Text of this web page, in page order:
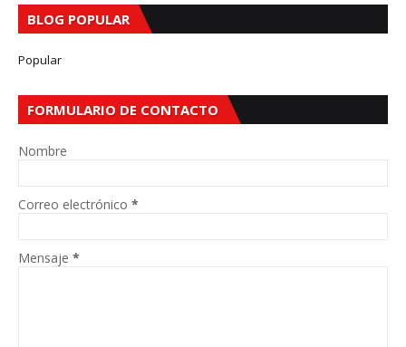
BLOG POPULAR
Popular
FORMULARIO DE CONTACTO
Nombre
Correo electrónico *
Mensaje *